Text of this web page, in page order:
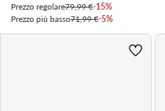
Prezzo regolare79,99 €-15%
Prezzo più basso71,99 €-5%